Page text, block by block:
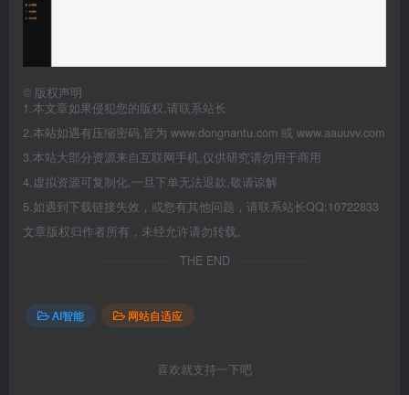
© 版权声明
1.本文章如果侵犯您的版权,请联系站长
2.本站如遇有压缩密码,皆为 www.dongnantu.com 或 www.aauuvv.com
3.本站大部分资源来自互联网手机,仅供研究请勿用于商用
4.虚拟资源可复制化,一旦下单无法退款,敬请谅解
5.如遇到下载链接失效，或您有其他问题，请联系站长QQ:10722833
文章版权归作者所有，未经允许请勿转载。
THE END
AI智能 网站自适应
喜欢就支持一下吧